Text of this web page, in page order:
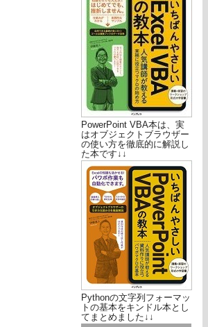
PowerPoint VBA本は、実
はオブジェクトブラウザー
の使い方を徹底的に解説し
た本です↓↓
Pythonの文字列フォーマッ
トの基本をキンドル本とし
てまとめました↓↓